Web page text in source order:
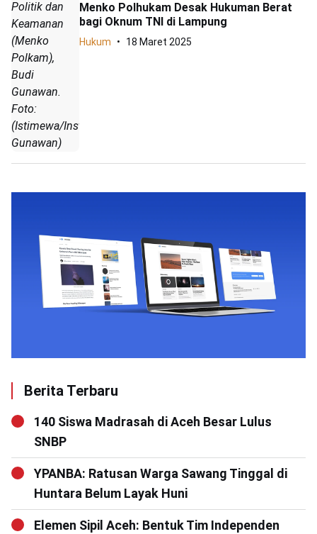
Politik dan
Keamanan
(Menko
Polkam),
Budi
Gunawan.
Foto:
(Istimewa/Instagram/Budi
Gunawan)
Menko Polhukam Desak Hukuman Berat
bagi Oknum TNI di Lampung
Hukum 18 Maret 2025
Berita Terbaru
140 Siswa Madrasah di Aceh Besar Lulus
SNBP
YPANBA: Ratusan Warga Sawang Tinggal di
Huntara Belum Layak Huni
Elemen Sipil Aceh: Bentuk Tim Independen